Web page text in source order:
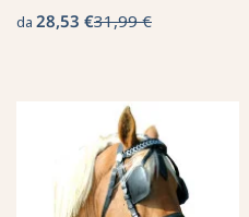
da 28,53 €31,99 €